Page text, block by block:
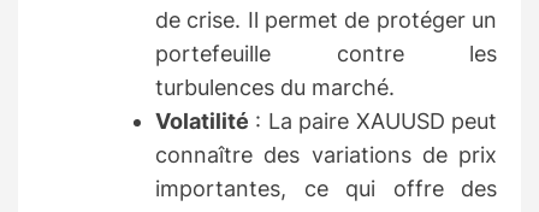
de crise. Il permet de protéger un
portefeuille contre les
turbulences du marché.
Volatilité : La paire XAUUSD peut
connaître des variations de prix
importantes, ce qui offre des